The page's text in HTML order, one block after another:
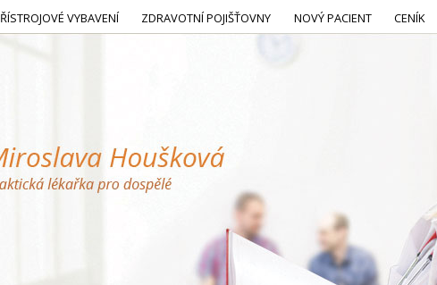
VYBAVENÍ ZDRAVOTNÍ POJIŠŤOVNY NOVÝ PACIENT CENÍK